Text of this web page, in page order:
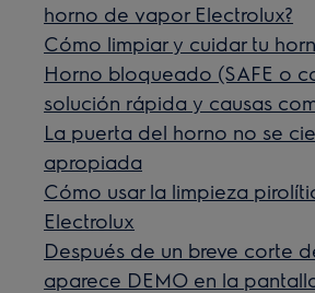
horno de vapor Electrolux?
Cómo limpiar y cuidar tu
Horno bloqueado (SAFE o
solución rápida y causas
La puerta del horno no se
apropiada
Cómo usar la limpieza
Electrolux
Después de un breve corte
aparece DEMO en la